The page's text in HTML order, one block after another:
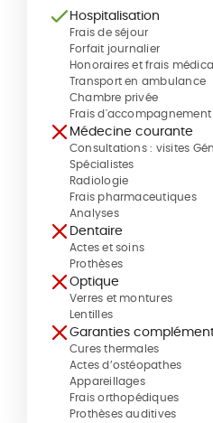
Hospitalisation
Frais de séjour
Forfait journalier
Honoraires et frais
Transport en ambulance
Chambre privée
Frais
Médecine courante
Consultations : visites
Spécialistes
Radiologie
Frais pharmaceutiques
Analyses
Dentaire
Actes et soins
Prothèses
Optique
Verres et montures
Lentilles
Garanties
Cures thermales
Actes d’ostéopathes
Appareillages
Frais orthopédiques
Prothèses auditives